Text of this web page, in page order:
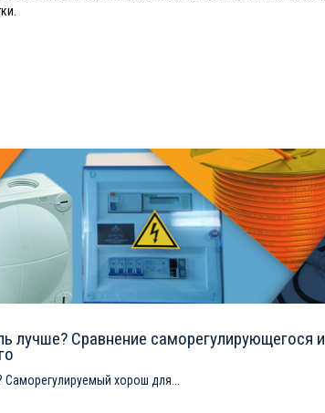
лучше? Сравнение саморегулирующегося и
Саморегулируемый хорош для...